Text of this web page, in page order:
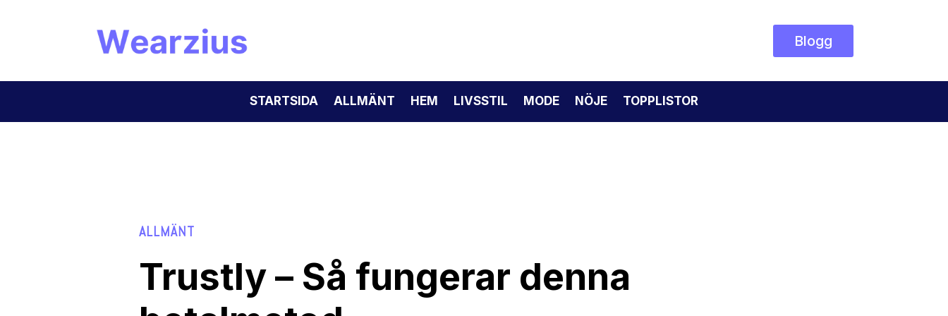
Blogg
STARTSIDA ALLMÄNT HEM LIVSSTIL MODE NÖJE TOPPLISTOR
ALLMÄNT
Trustly – Så fungerar denna